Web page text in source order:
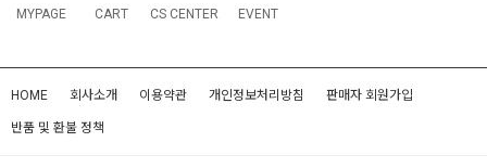
MYPAGE CART CS CENTER EVENT
HOME 회사소개 이용약관 개인정보처리방침 판매자 회원가입
반품 및 환불 정책